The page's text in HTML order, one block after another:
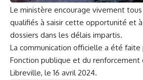
Le ministère encourage vivement
qualifiés à saisir cette opportunité et
dossiers dans les délais impartis.
La communication officielle a été
Fonction publique et du renforcement
Libreville, le 16 avril 2024.